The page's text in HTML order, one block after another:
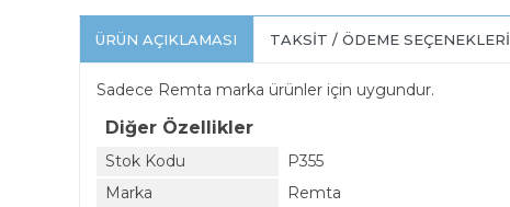
ÜRÜN AÇIKLAMASI TAKSIT / ÖDEME SEÇENEKLERI
Sadece Remta marka ürünler için uygundur.
Diğer Özellikler
Stok Kodu
P355
Marka
Remta